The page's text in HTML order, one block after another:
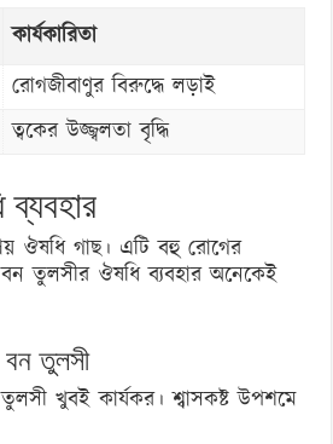
কার্যকারিতা
রোগজীবাণুর বিরুদ্ধে লড়াই
ত্বকের উজ্জ্বলতা বৃদ্ধি
ঔষধি গাছ। এটি বহু রোগের
তুলসীর ঔষধি ব্যবহার অনেকেই
বন তুলসী
খুবই কার্যকর। শ্বাসকষ্ট উপশমে